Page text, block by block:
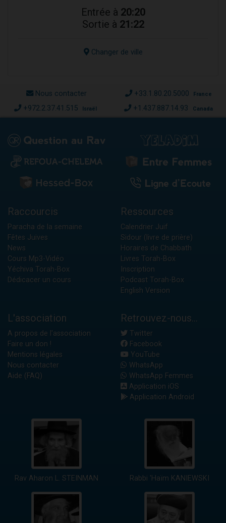
Entrée à 20:20
Sortie à 21:22
Changer de ville
Nous contacter +33.1.80.20.5000 France
+972.2.37.41.515 Israël +1.437.887.14.93 Canada
Raccourcis
Paracha de la semaine
Fêtes Juives
News
Cours Mp3-Vidéo
Yéchiva Torah-Box
Dédicacer un cours
Ressources
Calendrier Juif
Sidour (livre de prière)
Horaires de Chabbath
Livres Torah-Box
Inscription
Podcast Torah-Box
English Version
L'association
A propos de l'association
Faire un don !
Mentions légales
Nous contacter
Aide (FAQ)
Retrouvez-nous...
Twitter
Facebook
YouTube
WhatsApp
WhatsApp Femmes
Application iOS
Application Android
Rav Aharon L. STEINMAN Rabbi 'Haïm KANIEWSKI